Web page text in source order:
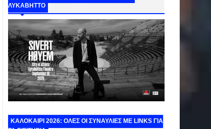
ΛΥΚΑΒΗΤΤΟ
ΚΑΛΟΚΑΙΡΙ 2026: ΟΛΕΣ ΟΙ ΣΥΝΑΥΛΙΕΣ ΜΕ LINKS ΓΙΑ